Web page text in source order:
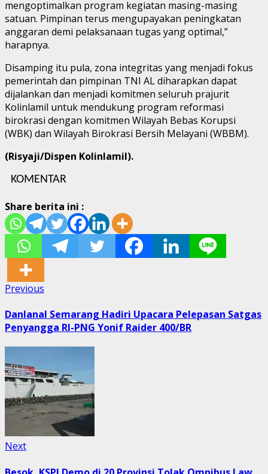
mengoptimalkan program kegiatan masing-masing
satuan. Pimpinan terus mengupayakan peningkatan
anggaran demi pelaksanaan tugas yang optimal,”
harapnya.
Disamping itu pula, zona integritas yang menjadi fokus
pemerintah dan pimpinan TNI AL diharapkan dapat
dijalankan dan menjadi komitmen seluruh prajurit
Kolinlamil untuk mendukung program reformasi
birokrasi dengan komitmen Wilayah Bebas Korupsi
(WBK) dan Wilayah Birokrasi Bersih Melayani (WBBM).
(Risyaji/Dispen Kolinlamil).
KOMENTAR
Share berita ini :
Post
navigation
Previous
Danlanal Semarang Hadiri Upacara Pelepasan Satgas
Penyangga RI-PNG Yonif Raider 400/BR
NextNext